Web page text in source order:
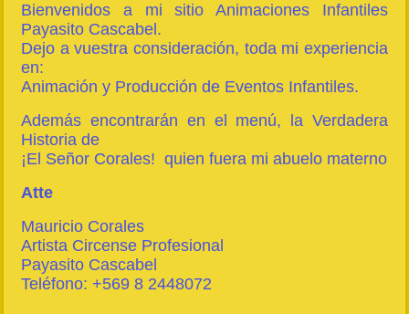
Bienvenidos a mi sitio Animaciones Infantiles
Payasito Cascabel.
Dejo a vuestra consideración, toda mi experiencia
en:
Animación y Producción de Eventos Infantiles.
Además encontrarán en el menú, la Verdadera
Historia de
¡El Señor Corales! quien fuera mi abuelo materno
Atte
Mauricio Corales
Artista Circense Profesional
Payasito Cascabel
Teléfono: +569 8 2448072